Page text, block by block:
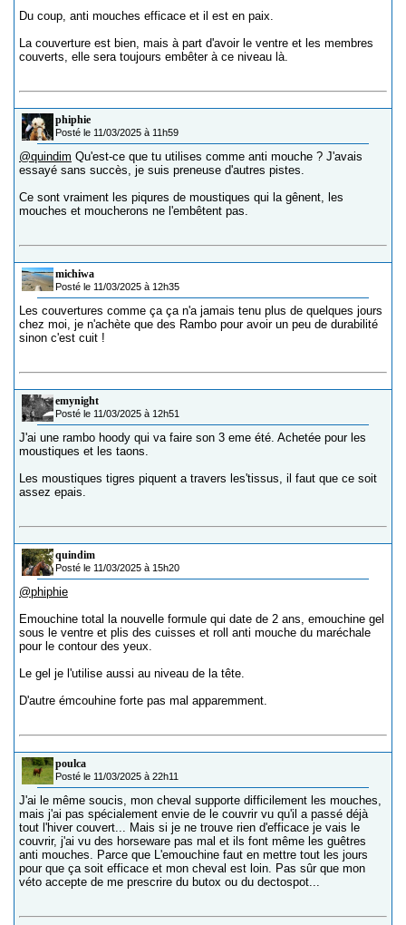
Du coup, anti mouches efficace et il est en paix.
La couverture est bien, mais à part d'avoir le ventre et les membres
couverts, elle sera toujours embêter à ce niveau là.
phiphie
Posté le 11/03/2025 à 11h59
@quindim Qu'est-ce que tu utilises comme anti mouche ? J'avais
essayé sans succès, je suis preneuse d'autres pistes.
Ce sont vraiment les piqures de moustiques qui la gênent, les
mouches et moucherons ne l'embêtent pas.
michiwa
Posté le 11/03/2025 à 12h35
Les couvertures comme ça ça n'a jamais tenu plus de quelques jours
chez moi, je n'achète que des Rambo pour avoir un peu de durabilité
sinon c'est cuit !
emynight
Posté le 11/03/2025 à 12h51
J'ai une rambo hoody qui va faire son 3 eme été. Achetée pour les
moustiques et les taons.
Les moustiques tigres piquent a travers les'tissus, il faut que ce soit
assez epais.
quindim
Posté le 11/03/2025 à 15h20
@phiphie
Emouchine total la nouvelle formule qui date de 2 ans, emouchine gel
sous le ventre et plis des cuisses et roll anti mouche du maréchale
pour le contour des yeux.
Le gel je l'utilise aussi au niveau de la tête.
D'autre émcouhine forte pas mal apparemment.
poulca
Posté le 11/03/2025 à 22h11
J'ai le même soucis, mon cheval supporte difficilement les mouches,
mais j'ai pas spécialement envie de le couvrir vu qu'il a passé déjà
tout l'hiver couvert... Mais si je ne trouve rien d'efficace je vais le
couvrir, j'ai vu des horseware pas mal et ils font même les guêtres
anti mouches. Parce que L'emouchine faut en mettre tout les jours
pour que ça soit efficace et mon cheval est loin. Pas sûr que mon
véto accepte de me prescrire du butox ou du dectospot...